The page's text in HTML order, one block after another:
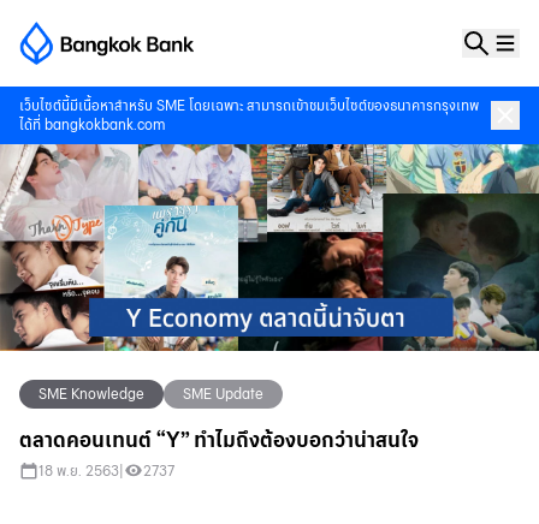
เว็บไซต์นี้มีเนื้อหาสำหรับ SME โดยเฉพาะ สามารถเข้าชมเว็บไซต์ของธนาคารกรุงเทพ
ได้ที่ bangkokbank.com
SME Knowledge SME Update
ตลาดคอนเทนต์ “Y” ทำไมถึงต้องบอกว่าน่าสนใจ
18 พ.ย. 2563 2737